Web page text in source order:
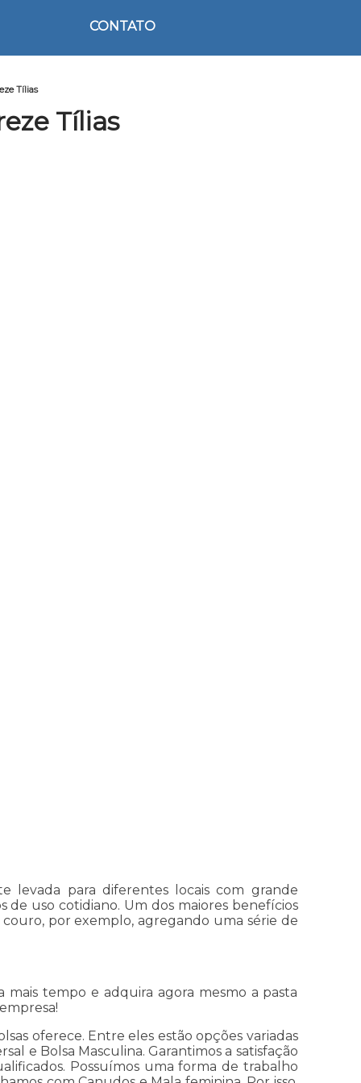
CONTATO
Tílias
Tílias
levada para diferentes locais com grande
uso cotidiano. Um dos maiores benefícios
por exemplo, agregando uma série de
tempo e adquira agora mesmo a pasta
oferece. Entre eles estão opções variadas
e Bolsa Masculina. Garantimos a satisfação
Possuímos uma forma de trabalho